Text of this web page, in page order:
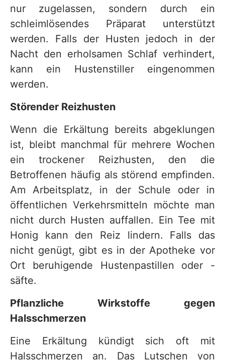
nur zugelassen, sondern durch ein
schleimlösendes Präparat unterstützt
werden. Falls der Husten jedoch in der
Nacht den erholsamen Schlaf verhindert,
kann ein Hustenstiller eingenommen
werden.
Störender Reizhusten
Wenn die Erkältung bereits abgeklungen
ist, bleibt manchmal für mehrere Wochen
ein trockener Reizhusten, den die
Betroffenen häufig als störend empfinden.
Am Arbeitsplatz, in der Schule oder in
öffentlichen Verkehrsmitteln möchte man
nicht durch Husten auffallen. Ein Tee mit
Honig kann den Reiz lindern. Falls das
nicht genügt, gibt es in der Apotheke vor
Ort beruhigende Hustenpastillen oder -
säfte.
Pflanzliche Wirkstoffe gegen
Halsschmerzen
Eine Erkältung kündigt sich oft mit
Halsschmerzen an. Das Lutschen von